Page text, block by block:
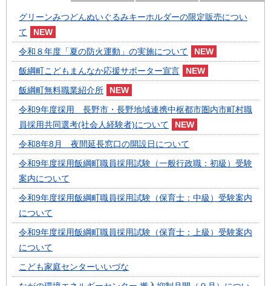
グリーンみつどんぬいぐるみキーホルダーの限定販売につい
て
令和８年度「夏の防火運動」の実施について
飯綱町こどもまんなか応援サポーター宣言
飯綱町無料職業紹介所
令和9年度採用 長野市・長野地域連携中枢都市圏内市町村職
員採用共同選考(社会人経験者)について
令和8年8月 夜間延長窓口の開設日について
令和9年度採用飯綱町職員採用試験（一般行政職：初級）受験
案内について
令和9年度採用飯綱町職員採用試験（保育士：中級）受験案内
について
令和9年度採用飯綱町職員採用試験（保育士：上級）受験案内
について
こども家庭センターいいづな